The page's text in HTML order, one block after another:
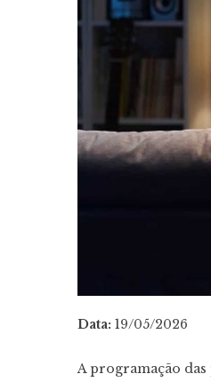
Data: 19/05/2026
A programação